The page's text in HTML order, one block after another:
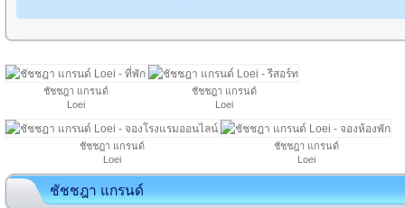
ชัชชฎา แกรนด์
Loei
ชัชชฎา แกรนด์
Loei
ชัชชฎา แกรนด์
Loei
ชัชชฎา แกรนด์
Loei
ชัชชฎา แกรนด์